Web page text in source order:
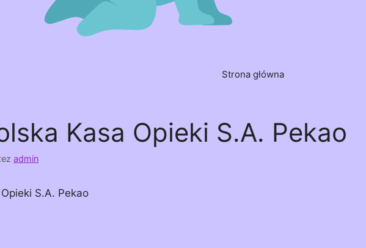
Strona główna
Kasa Opieki S.A. Pekao
admin
S.A. Pekao